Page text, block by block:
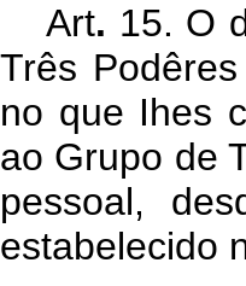
Art. 15. O
Três
no que Ihes
ao Grupo de
pessoal,
estabelecido